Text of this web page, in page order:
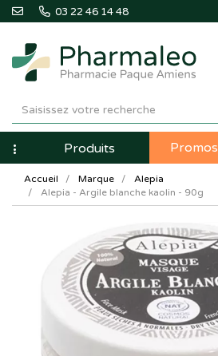
03 22 46 14 48
Pharmaleo
Pharmacie
Paque
Amiens
NavigationProduits Promos
Accueil Marque
Alepia
Alepia - Argile blanche kaolin - 90g